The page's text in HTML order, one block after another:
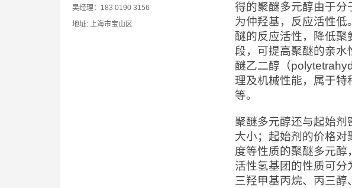
得的聚醚多元醇由于分
为仲羟基，反应活性
醚的反应活性，降低
段，可提高聚醚的亲水
醚乙二醇（
理及机械性能，属于
等。
聚醚多元醇还与起始剂
大小；起始剂的价格
度等性质的聚醚多元
活性氢基团的性质可分
三羟甲基丙烷、丙三
吴经理：183 0190 3156
地址: 上海市宝山区